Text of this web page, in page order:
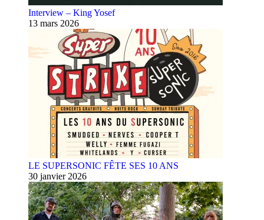
Interview – King Yosef
13 mars 2026
LE SUPERSONIC FÊTE SES 10 ANS
30 janvier 2026